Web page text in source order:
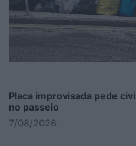
Placa improvisada pede
no passeio
7/08/2026